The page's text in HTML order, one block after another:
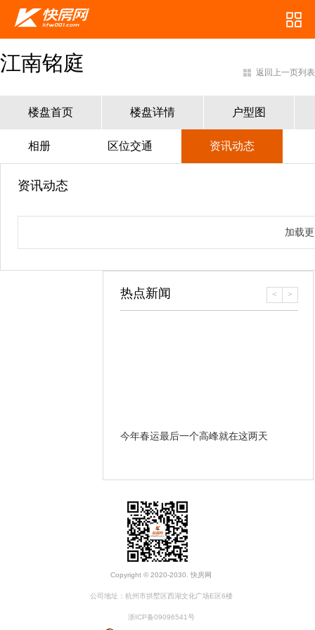
江南铭庭 返回上一页列表
楼盘首页 楼盘详情 户型图
相册 区位交通 资讯动态
资讯动态
加载
热点新闻
今年春运最后一个高峰就在这两天
< >
Copyright © 2020-2030. 快房网
公司地址：杭州市拱墅区西湖文化广场E区6楼
浙ICP备09096541号